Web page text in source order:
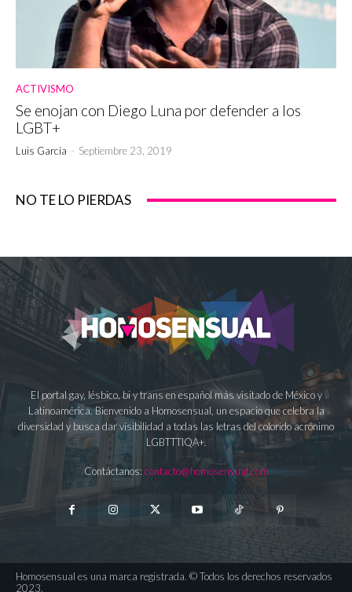
ACTIVISMO
Se enojan con Diego Luna por defender a los
LGBT+
Luis García - Septiembre 23, 2019
NO TE LO PIERDAS
El portal gay, lésbico, bi y trans en español más visitado de México y
Latinoamérica. Bienvenido a Homosensual, un espacio que celebra la
diversidad y busca dar visibilidad a todas las letras del colorido acrónimo
LGBTTTIQA+.
Contáctanos: contacto@homosensual.com
Homosensual es una marca registrada. © Todos los derechos reservados
2023.